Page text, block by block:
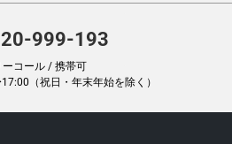
999-193
ーコール / 携帯可
（祝日・年末年始を除く）